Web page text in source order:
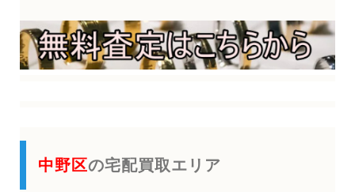
中野区の宅配買取エリア